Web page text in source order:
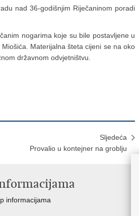
nad 36-godišnjim Riječaninom poradi
nogarima koje su bile postavljene u
Materijalna šteta cijeni se na oko
državnom odvjetništvu.
Sljedeća
Provalio u kontejner na groblju
informacijama